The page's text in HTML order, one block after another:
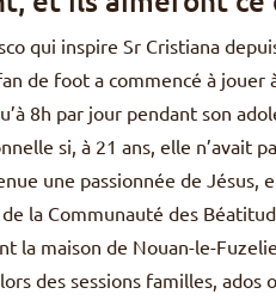
qui inspire Sr Cristiana
de foot a commencé à jouer
8h par jour pendant son
si, à 21 ans, elle n’avait
une passionnée de Jésus,
la Communauté des
la maison de Nouan-le-
des sessions familles,